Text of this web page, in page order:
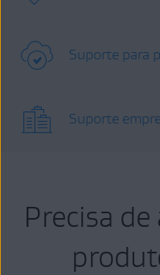
Suporte para
Suporte
Precisa